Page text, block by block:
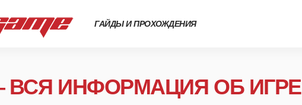
ГАЙДЫ И ПРОХОЖДЕНИЯ
ВСЯ ИНФОРМАЦИЯ ОБ ИГРЕ